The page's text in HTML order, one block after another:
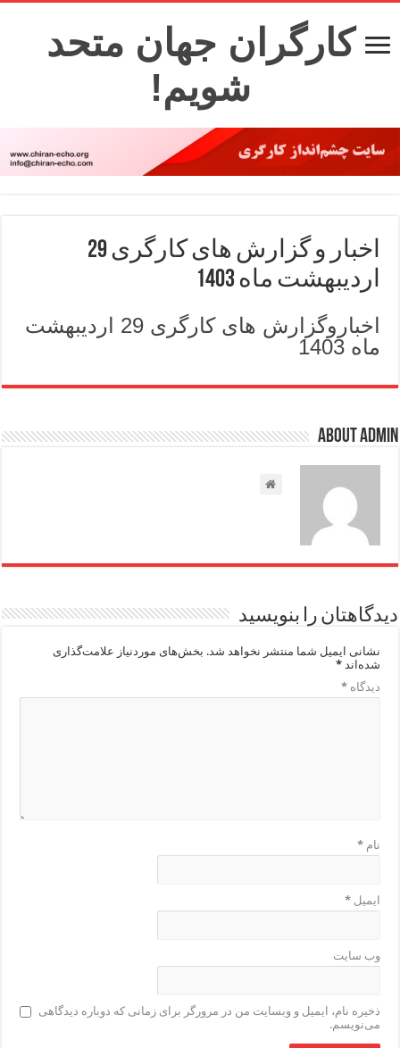
کارگران جهان متحد
شویم!
اخبار و گزارش های کارگری 29
اردیبهشت ماه 1403
اخباروگزارش های کارگری 29 اردیبهشت
ماه 1403
About admin
دیدگاهتان را بنویسید
نشانی ایمیل شما منتشر نخواهد شد. بخش‌های موردنیاز علامت‌گذاری
شده‌اند*
دیدگاه*
نام*
ایمیل*
وب‌ سایت
ذخیره نام، ایمیل و وبسایت من در مرورگر برای زمانی که دوباره دیدگاهی
می‌نویسم.